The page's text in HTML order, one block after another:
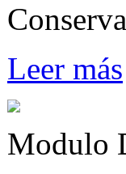
Leer más
Modulo